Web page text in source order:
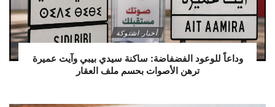
أخبار اشتوكة
وداعاً للوعود الفضفاضة: ساكنة سيدي بيبي وآيت عميرة
ترهن الأصوات بحسم ملف العقار